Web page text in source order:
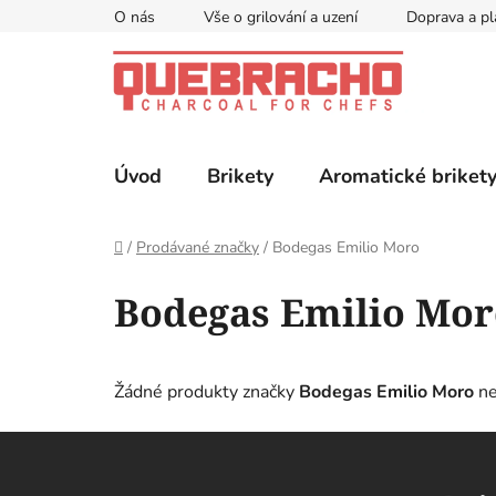
O nás Vše o grilování a uzení Doprava a
Úvod Brikety Aromatické brikety
Domů
/ Prodávané značky / Bodegas Emilio Moro
Bodegas Emilio
Žádné produkty značky Bodegas Emilio Moro